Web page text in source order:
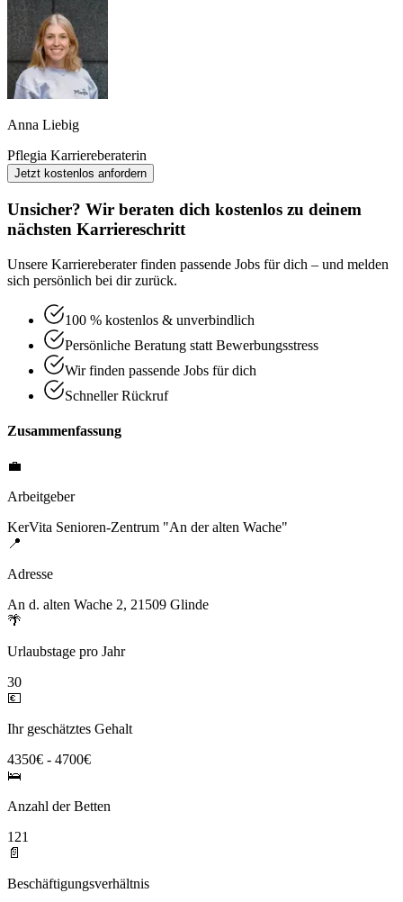
Anna Liebig
Pflegia Karriereberaterin
Jetzt kostenlos anfordern
Unsicher? Wir beraten dich kostenlos zu deinem
nächsten Karriereschritt
Unsere Karriereberater finden passende Jobs für dich – und melden
sich persönlich bei dir zurück.
100 % kostenlos & unverbindlich
Persönliche Beratung statt Bewerbungsstress
Wir finden passende Jobs für dich
Schneller Rückruf
Zusammenfassung
💼
Arbeitgeber
KerVita Senioren-Zentrum "An der alten Wache"
📍
Adresse
An d. alten Wache 2, 21509 Glinde
🌴
Urlaubstage pro Jahr
30
💶
Ihr geschätztes Gehalt
4350€ - 4700€
🛌
Anzahl der Betten
121
📄
Beschäftigungsverhältnis